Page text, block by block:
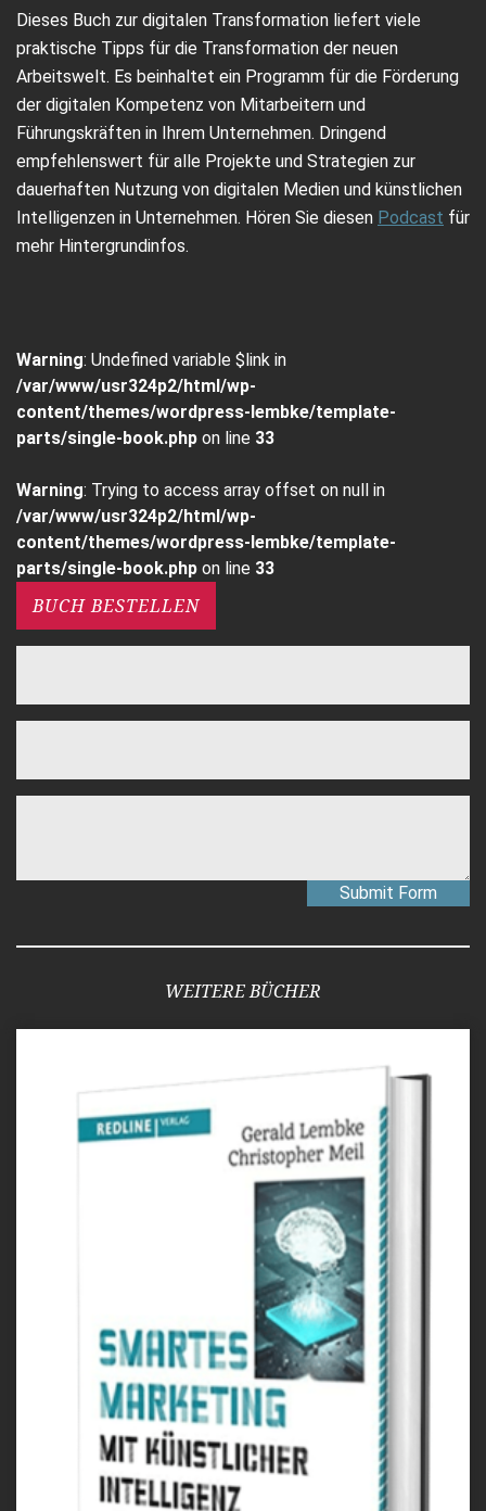
Dieses Buch zur digitalen Transformation liefert viele
praktische Tipps für die Transformation der neuen
Arbeitswelt. Es beinhaltet ein Programm für die Förderung
der digitalen Kompetenz von Mitarbeitern und
Führungskräften in Ihrem Unternehmen. Dringend
empfehlenswert für alle Projekte und Strategien zur
dauerhaften Nutzung von digitalen Medien und künstlichen
Intelligenzen in Unternehmen. Hören Sie diesen Podcast für
mehr Hintergrundinfos.
Warning: Undefined variable $link in
/var/www/usr324p2/html/wp-
content/themes/wordpress-lembke/template-
parts/single-book.php on line 33
Warning: Trying to access array offset on null in
/var/www/usr324p2/html/wp-
content/themes/wordpress-lembke/template-
parts/single-book.php on line 33
BUCH BESTELLEN
Submit Form
WEITERE BÜCHER